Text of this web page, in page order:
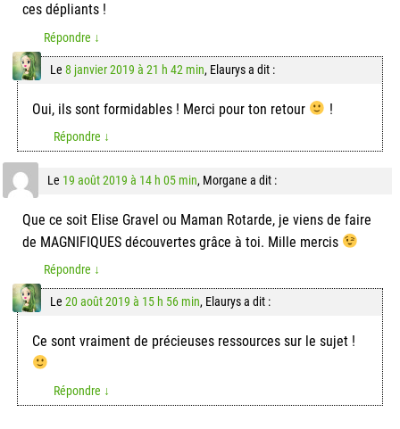
ces dépliants !
Répondre ↓
Le 8 janvier 2019 à 21 h 42 min, Elaurysa dit :
Oui, ils sont formidables ! Merci pour ton retour !
Répondre ↓
Le 19 août 2019 à 14 h 05 min, Morgane a dit :
Que ce soit Elise Gravel ou Maman Rotarde, je viens de faire
de MAGNIFIQUES découvertes grâce à toi. Mille mercis
Répondre ↓
Le 20 août 2019 à 15 h 56 min, Elaurysa dit :
Ce sont vraiment de précieuses ressources sur le sujet !
Répondre ↓